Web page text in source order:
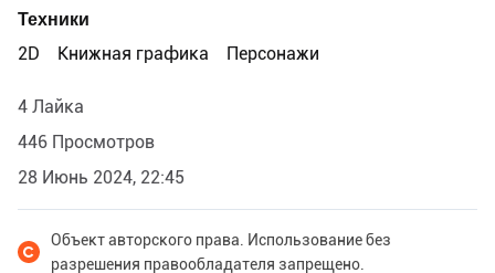
Техники
2D
Книжная графика Персонажи
4 Лайка
446 Просмотров
28 Июнь 2024, 22:45
Объект авторского права. Использование без
разрешения правообладателя запрещено.